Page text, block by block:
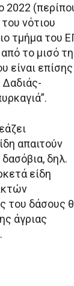
2022
νότιου
τμήμα του
το μισό
είναι επίσης
Δαδιάς-
απαιτούν
δηλ.
είδη
του δάσους
άγριας